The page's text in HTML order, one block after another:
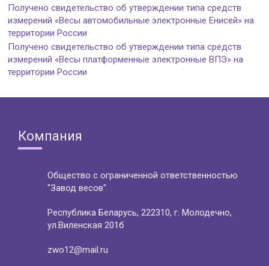
Получено свидетельство об утверждении типа средств
измерений «Весы автомобильные электронные Енисей» на
территории России
Получено свидетельство об утверждении типа средств
измерений «Весы платформенные электронные ВПЭ» на
территории России
Компания
Общество с ограниченной ответственностью
"Завод весов"
Республика Беларусь, 222310, г. Молодечно,
ул.Виленская 201б
zwo12@mail.ru